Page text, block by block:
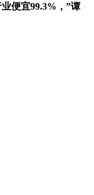
便宜99.3%，”谭